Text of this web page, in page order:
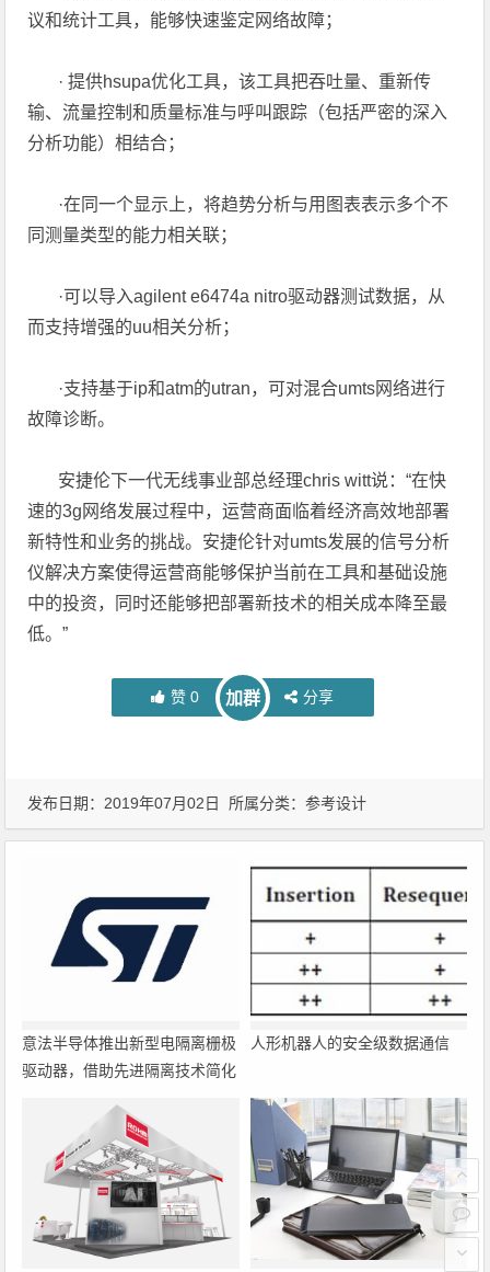
议和统计工具，能够快速鉴定网络故障；
· 提供hsupa优化工具，该工具把吞吐量、重新传
输、流量控制和质量标准与呼叫跟踪（包括严密的深入
分析功能）相结合；
·在同一个显示上，将趋势分析与用图表表示多个不
同测量类型的能力相关联；
·可以导入agilent e6474a nitro驱动器测试数据，从
而支持增强的uu相关分析；
·支持基于ip和atm的utran，可对混合umts网络进行
故障诊断。
安捷伦下一代无线事业部总经理chris witt说：“在快
速的3g网络发展过程中，运营商面临着经济高效地部署
新特性和业务的挑战。安捷伦针对umts发展的信号分析
仪解决方案使得运营商能够保护当前在工具和基础设施
中的投资，同时还能够把部署新技术的相关成本降至最
低。”
赞 0 加群 分享
发布日期：2019年07月02日 所属分类：参考设计
意法半导体推出新型电隔离栅极
驱动器，借助先进隔离技术简化
人形机器人的安全级数据通信